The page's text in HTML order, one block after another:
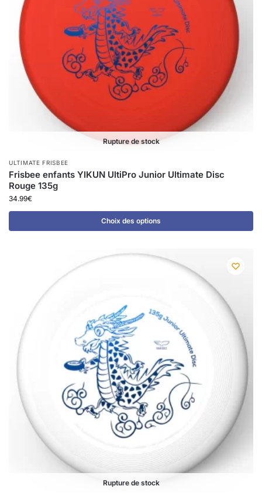
Rupture de stock
ULTIMATE FRISBEE
Frisbee enfants YIKUN UltiPro Junior Ultimate Disc
Rouge 135g
34.99€
Choix des options
Rupture de stock